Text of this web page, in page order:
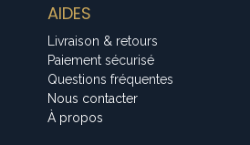
AIDES
Livraison & retours
Paiement sécurisé
Questions fréquentes
Nous contacter
À propos